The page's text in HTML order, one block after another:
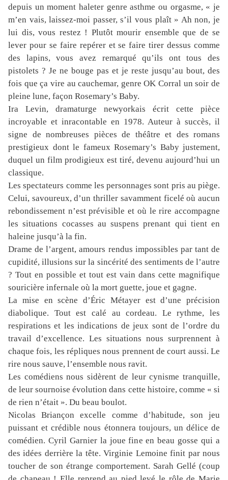
depuis un moment haleter genre asthme ou orgasme, « je
m’en vais, laissez-moi passer, s’il vous plaît » Ah non, je
lui dis, vous restez ! Plutôt mourir ensemble que de se
lever pour se faire repérer et se faire tirer dessus comme
des lapins, vous avez remarqué qu’ils ont tous des
pistolets ? Je ne bouge pas et je reste jusqu’au bout, des
fois que ça vire au cauchemar, genre OK Corral un soir de
pleine lune, façon Rosemary’s Baby.
Ira Levin, dramaturge newyorkais écrit cette pièce
incroyable et inracontable en 1978. Auteur à succès, il
signe de nombreuses pièces de théâtre et des romans
prestigieux dont le fameux Rosemary’s Baby justement,
duquel un film prodigieux est tiré, devenu aujourd’hui un
classique.
Les spectateurs comme les personnages sont pris au piège.
Celui, savoureux, d’un thriller savamment ficelé où aucun
rebondissement n’est prévisible et où le rire accompagne
les situations cocasses au suspens prenant qui tient en
haleine jusqu’à la fin.
Drame de l’argent, amours rendus impossibles par tant de
cupidité, illusions sur la sincérité des sentiments de l’autre
? Tout en possible et tout est vain dans cette magnifique
souricière infernale où la mort guette, joue et gagne.
La mise en scène d’Éric Métayer est d’une précision
diabolique. Tout est calé au cordeau. Le rythme, les
respirations et les indications de jeux sont de l’ordre du
travail d’excellence. Les situations nous surprennent à
chaque fois, les répliques nous prennent de court aussi. Le
rire nous sauve, l’ensemble nous ravit.
Les comédiens nous sidèrent de leur cynisme tranquille,
de leur sournoise évolution dans cette histoire, comme « si
de rien n’était ». Du beau boulot.
Nicolas Briançon excelle comme d’habitude, son jeu
puissant et crédible nous étonnera toujours, un délice de
comédien. Cyril Garnier la joue fine en beau gosse qui a
des idées derrière la tête. Virginie Lemoine finit par nous
toucher de son étrange comportement. Sarah Gellé (coup